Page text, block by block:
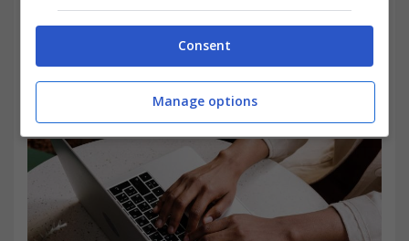
mensili per i periodi di riferimento,e ciò ad
uno scopo ben preciso. Si tratta di dar prova
di quella che è lapiena regolarità
ecco come.
Consent
Manage options